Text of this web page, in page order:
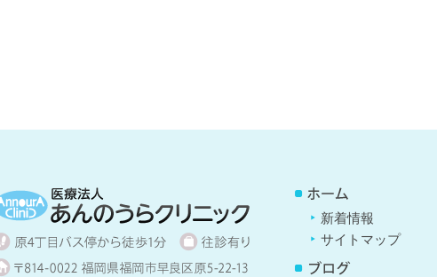
新着情報
サイトマップ